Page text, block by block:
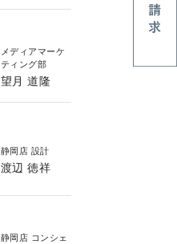
メディアマーケ
ティング部
望月 道隆
静岡店 設計
渡辺 徳祥
静岡店 コンシェ